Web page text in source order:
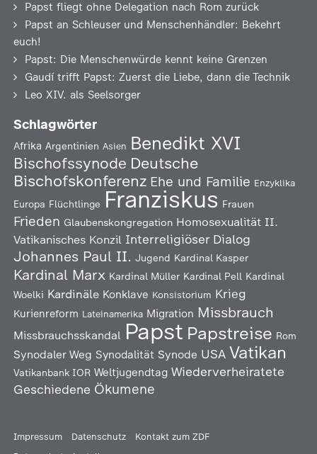
Papst fliegt ohne Delegation nach Rom zurück
Papst an Schleuser und Menschenhändler: Bekehrt
euch!
Papst: Die Menschenwürde kennt keine Grenzen
Gaudí trifft Papst: Zuerst die Liebe, dann die Technik
Leo XIV. als Seelsorger
Schlagwörter
Afrika Argentinien Asien Benedikt XVI
Bischofssynode Deutsche
Bischofskonferenz Ehe und Familie Enzyklika
Europa Flüchtlinge Franziskus Frauen
Frieden Glaubenskongregation Homosexualität II.
Vatikanisches Konzil Interreligiöser Dialog
Johannes Paul II. Jugend Kardinal Kasper
Kardinal Marx Kardinal Müller Kardinal Pell Kardinal
Woelki Kardinäle Konklave Konsistorium Krieg
Kurienreform Lateinamerika Migration Missbrauch
Missbrauchsskandal Papst Papstreise Rom
Synodaler Weg Synodalität Synode USA Vatikan
Vatikanbank IOR Weltjugendtag Wiederverheiratete
Geschiedene Ökumene
Impressum Datenschutz
Kontakt zum ZDF